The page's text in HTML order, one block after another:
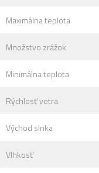
Maximálna teplota
Množstvo zrážok
Minimálna teplota
Rýchlosť vetra
Východ slnka
Vlhkosť